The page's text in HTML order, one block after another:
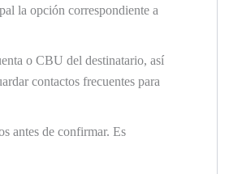
la opción correspondiente a
o CBU del destinatario, así
contactos frecuentes para
antes de confirmar. Es